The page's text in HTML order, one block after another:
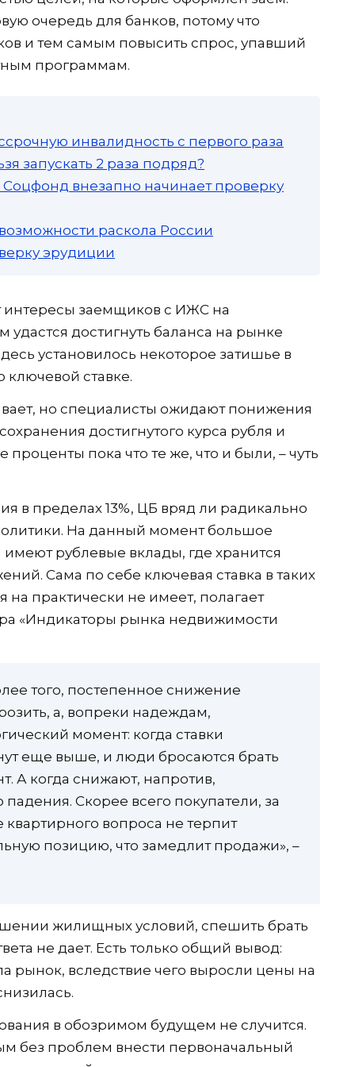
очередь для банков, потому что
и тем самым повысить спрос, упавший
программам.
инвалидность с первого раза
запускать 2 раза подряд?
Соцфонд внезапно начинает проверку
раскола России
эрудиции
заемщиков с ИЖС на
достигнуть баланса на рынке
установилось некоторое затишье в
ставке.
но специалисты ожидают понижения
достигнутого курса рубля и
пока что те же, что и были, – чуть
в пределах 13%, ЦБ вряд ли радикально
На данный момент большое
рублевые вклады, где хранится
Сама по себе ключевая ставка в таких
практически не имеет, полагает
«Индикаторы рынка недвижимости
того, постепенное снижение
а, вопреки надеждам,
момент: когда ставки
еще выше, и люди бросаются брать
А когда снижают, напротив,
Скорее всего покупатели, за
вопроса не терпит
позицию, что замедлит продажи», –
жилищных условий, спешить брать
не дает. Есть только общий вывод:
рынок, вследствие чего выросли цены на
в обозримом будущем не случится.
без проблем внести первоначальный